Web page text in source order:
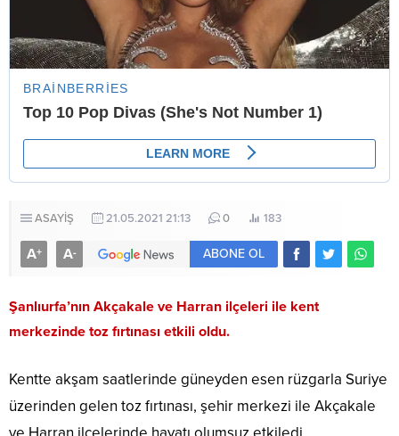
ASAYİŞ 21.05.2021 21:13 0 183
A+ A- ABONE OL
Şanlıurfa’nın Akçakale ve Harran ilçeleri ile kent
merkezinde toz fırtınası etkili oldu.
Kentte akşam saatlerinde güneyden esen rüzgarla Suriye
üzerinden gelen toz fırtınası, şehir merkezi ile Akçakale